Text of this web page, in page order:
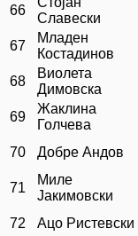
66
Славески
67
Младен
Костадинов
68
Виолета
Димовска
69
Жаклина
Голчева
70
Добре Андов
71
Миле
Јакимовски
72 Ацо Ристевски